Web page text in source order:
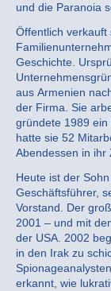
und die Paranoia
Öffentlich
Geschichte.
aus Armenien
der Firma. Sie
gründete 1989
hatte sie 52
Abendessen in ihr
Heute ist der
Geschäftsführer,
Vorstand. Der
2001 – und mit
der USA. 2002
in den Irak zu
erkannt, wie